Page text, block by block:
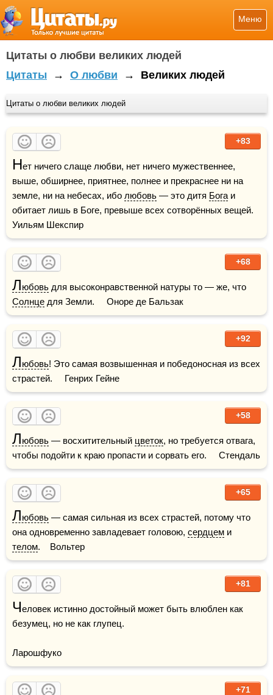
Меню
Цитаты о любви великих людей
Цитаты → О любви → Великих людей
Цитаты о любви великих людей
+83
Нет ничего слаще любви, нет ничего мужественнее,
выше, обширнее, приятнее, полнее и прекраснее ни на
земле, ни на небесах, ибо любовь — это дитя Бога и
обитает лишь в Боге, превыше всех сотворённых вещей.
Уильям Шекспир
+68
Любовь
Солнце для Земли.     Оноре де Бальзак
+92
Любовь! Это самая возвышенная и победоносная из всех
страстей.     Генрих Гейне
+58
Любовь — восхитительный цветок, но требуется отвага,
чтобы подойти к краю пропасти и сорвать его.     Стендаль
+65
Любовь — самая сильная из всех страстей, потому что
она одновременно завладевает головою, сердцем
телом.    Вольтер
+81
Человек истинно достойный может быть влюблен как
безумец, но не как глупец.
Ларошфуко
+71